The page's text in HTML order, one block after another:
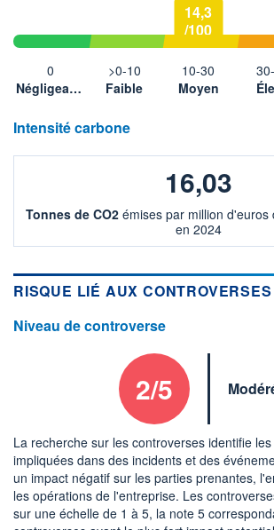
0
Négligeable
>0-10
Faible
14,3
/100
10-30
Moyen
Intensité carbone
16,03
Tonnes de CO2émises par million d'euros
en 2024
RISQUE LIÉ AUX CONTROVERSES
Niveau de controverse
2/5
La recherche sur les controverses identifie
impliquées dans des incidents et des
un impact négatif sur les parties prenantes,
les opérations de l'entreprise. Les
sur une échelle de 1 à 5, la note 5